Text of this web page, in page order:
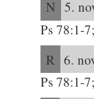
N 5.
Ps 78:1-
R 6.
Ps 78:1-